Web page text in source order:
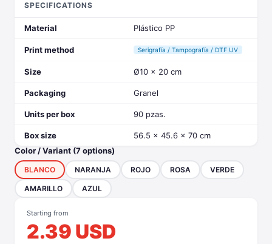
SPECIFICATIONS
Material Plástico PP
Print method Serigrafía / Tampografía / DTF UV
Size Ø10 x 20 cm
Packaging Granel
Units per box 90 pzas.
Box size
56.5 x 45.6 x 70 cm
Color / Variant (7 options)
BLANCO NARANJA ROJO ROSA VERDE
AMARILLO AZUL
Starting from
2.39 USD